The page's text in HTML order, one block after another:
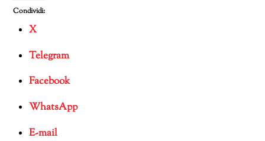
Condividi:
X
Telegram
Facebook
WhatsApp
E-mail